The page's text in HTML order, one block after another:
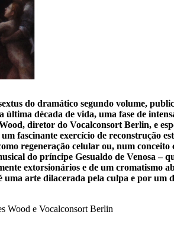
do dramático segundo volume,
década de vida, uma fase de
diretor do Vocalconsort Berlin, e
fascinante exercício de reconstrução
regeneração celular ou, num
do príncipe Gesualdo de Venosa
extorsionários e de um cromatismo
arte dilacerada pela culpa e por
Wood e Vocalconsort Berlin